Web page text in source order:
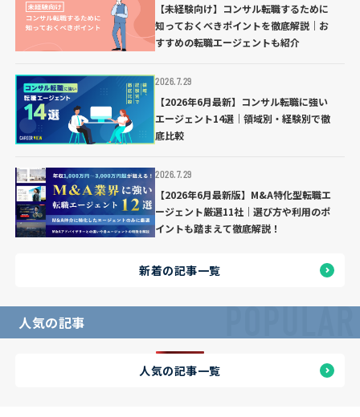
【未経験向け】コンサル転職するために
知っておくべきポイントを徹底解説｜お
すすめの転職エージェントも紹介
2026.7.29
【2026年6月最新】コンサル転職に強い
エージェント14選｜領域別・経験別で徹
底比較
2026.7.29
【2026年6月最新版】M&A特化型転職エ
ージェント厳選11社｜選び方や利用のポ
イントも踏まえて徹底解説！
新着の記事一覧
人気の記事 POPULAR
人気の記事一覧